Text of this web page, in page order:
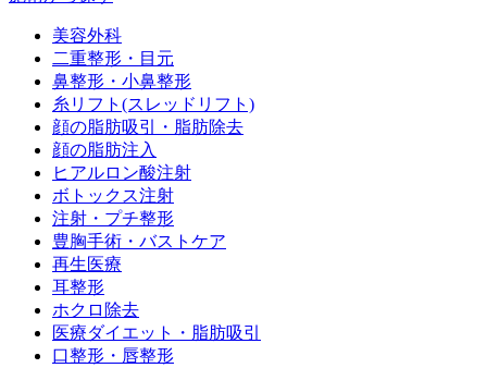
美容外科
二重整形・目元
鼻整形・小鼻整形
糸リフト(スレッドリフト)
顔の脂肪吸引・脂肪除去
顔の脂肪注入
ヒアルロン酸注射
ボトックス注射
注射・プチ整形
豊胸手術・バストケア
再生医療
耳整形
ホクロ除去
医療ダイエット・脂肪吸引
口整形・唇整形